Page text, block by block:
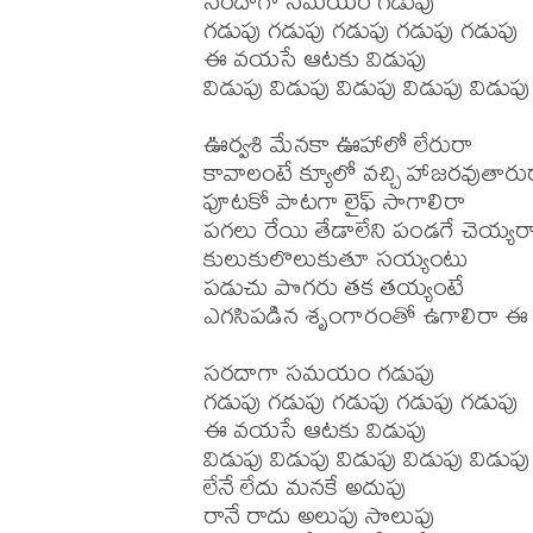
గడుపు గడుపు గడుపు గడుపు గడుపు
ఈ వయసే ఆటకు విడుపు
విడుపు విడుపు విడుపు విడుపు విడుపు
ఊర్వశి మేనకా ఊహాలో లేరురా
కావాలంటే క్యూలో వచ్చి
పూటకో పాటగా లైఫ్ సాగాలిరా
పగలు రేయి తేడాలేని పండగే
కులుకులొలుకుతూ సయ్యంటు
పడుచు పొగరు తక తయ్యంటే
ఎగసిపడిన శృంగారంతో ఉగాలిరా
సరదాగా సమయం గడుపు
గడుపు గడుపు గడుపు గడుపు గడుపు
ఈ వయసే ఆటకు విడుపు
విడుపు విడుపు విడుపు విడుపు విడుపు
లేనే లేదు మనకే అదుపు
రానే రాదు అలుపు సొలుపు